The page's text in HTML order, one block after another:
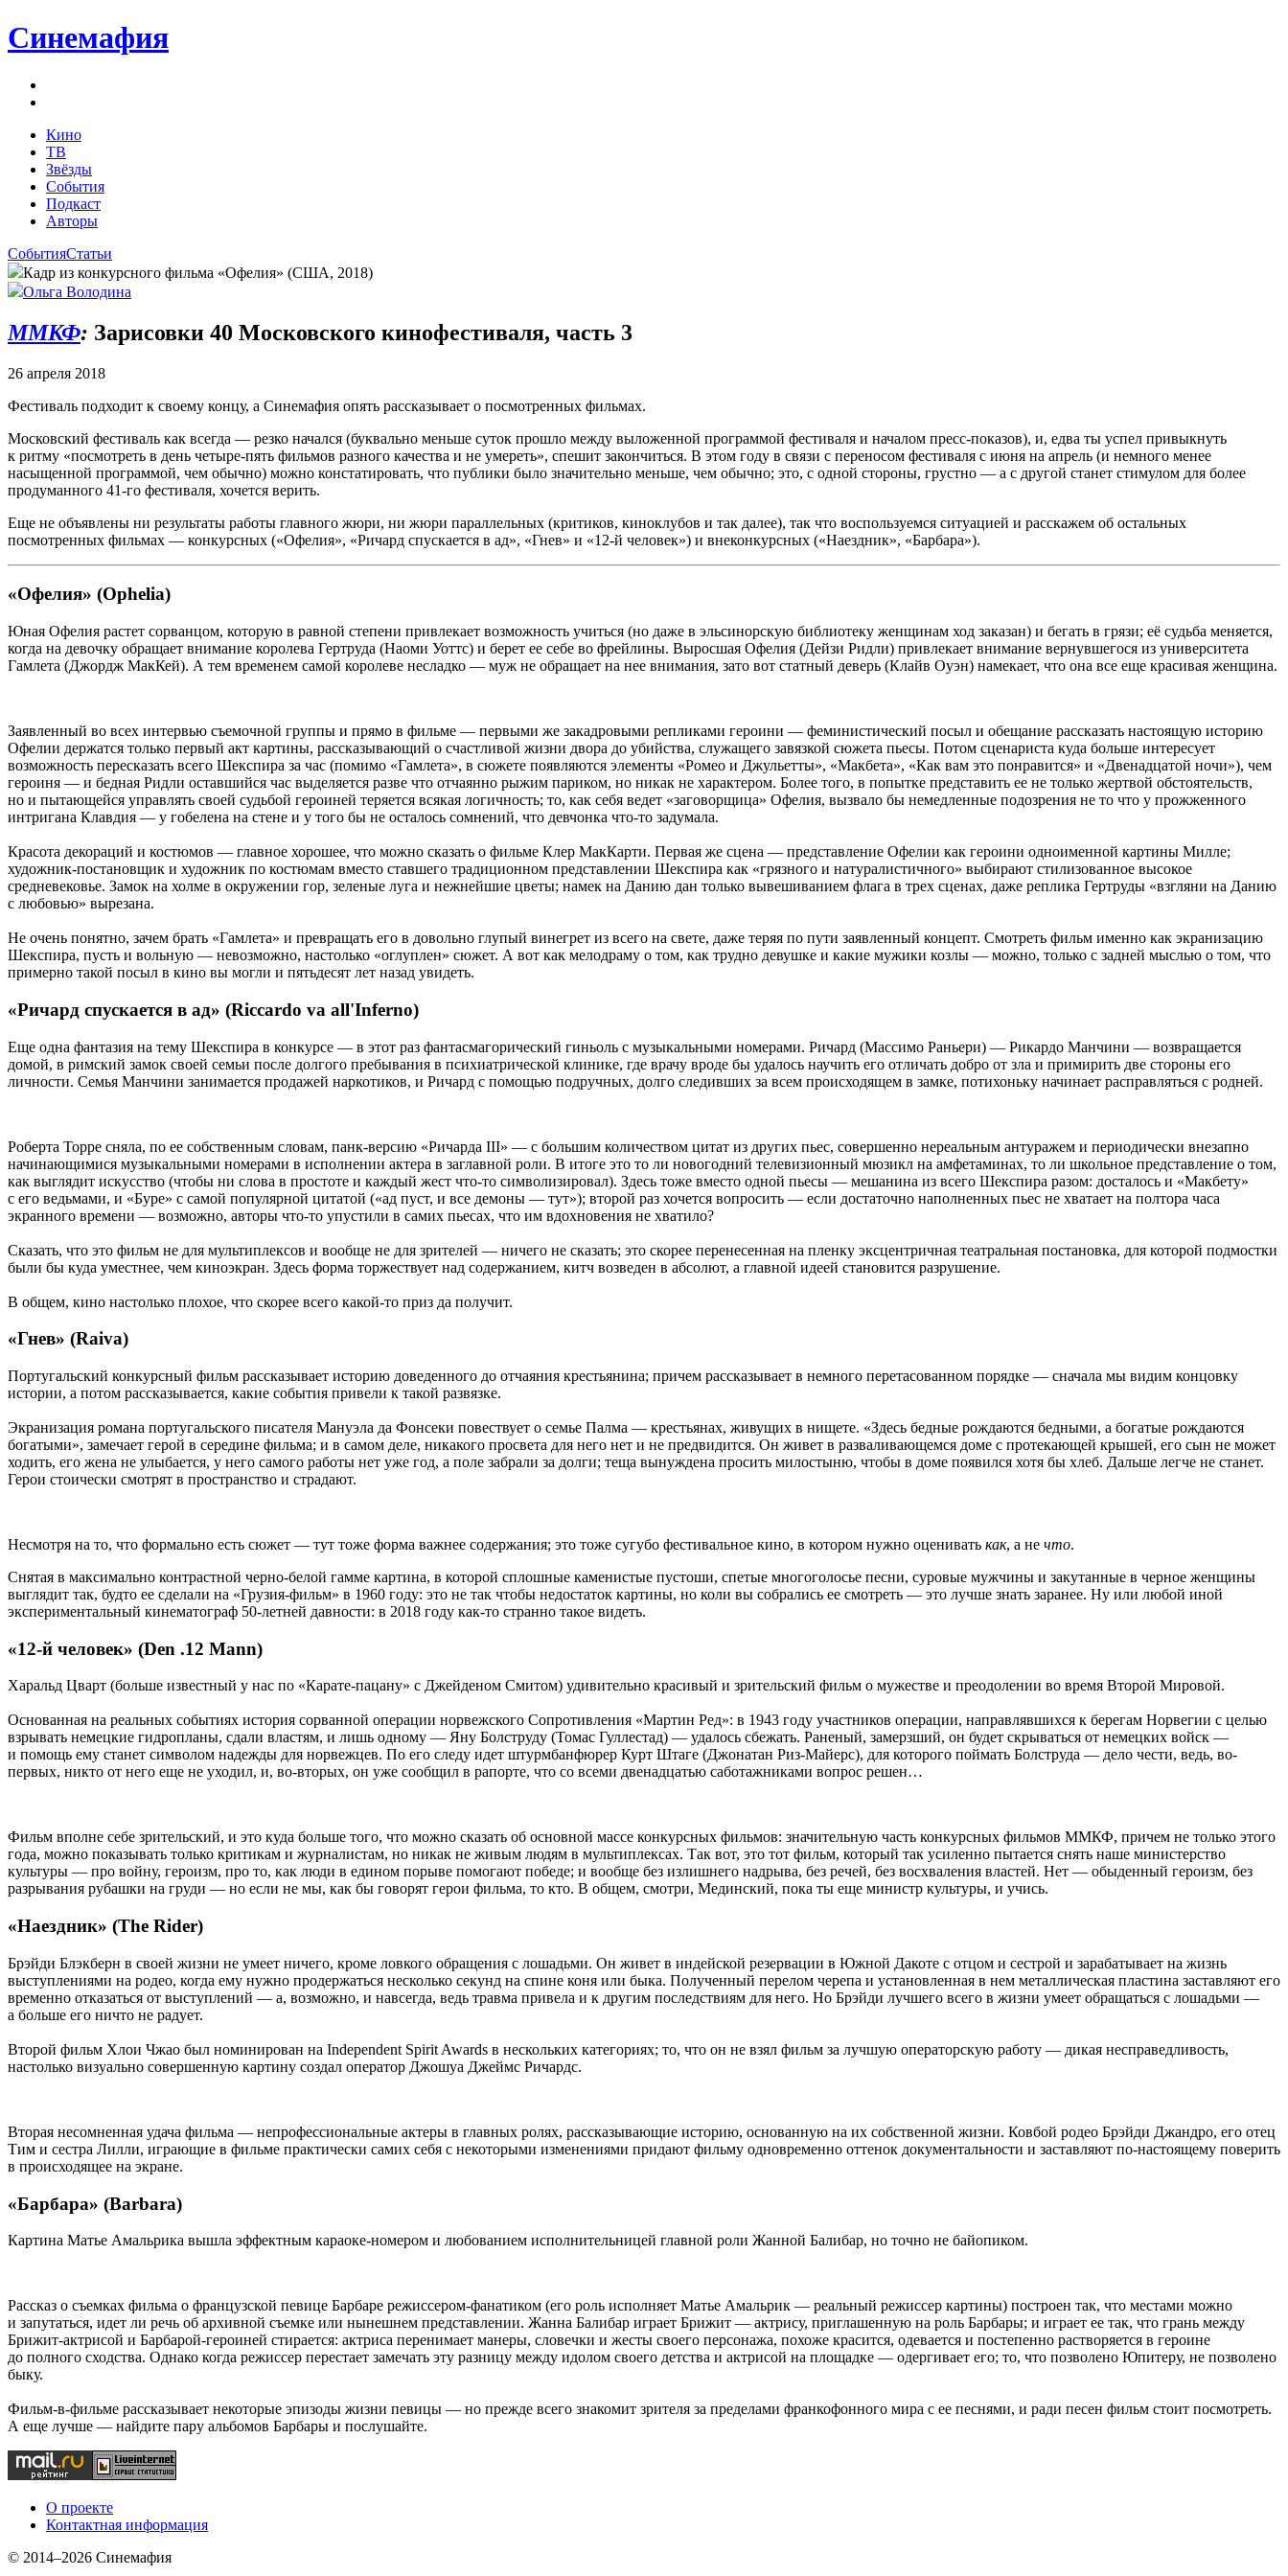
Синемафия
Кино
ТВ
Звёзды
События
Подкаст
Авторы
СобытияСтатьи
Кадр из конкурсного фильма «Офелия» (США, 2018)
Ольга Володина
ММКФ: Зарисовки 40 Московского кинофестиваля, часть 3
26 апреля 2018
Фестиваль подходит к своему концу, а Синемафия опять рассказывает о посмотренных фильмах.
Московский фестиваль как всегда — резко начался (буквально меньше суток прошло между выложенной программой фестиваля и началом пресс-показов), и, едва ты успел привыкнуть
к ритму «посмотреть в день четыре-пять фильмов разного качества и не умереть», спешит закончиться. В этом году в связи с переносом фестиваля с июня на апрель (и немного менее
насыщенной программой, чем обычно) можно констатировать, что публики было значительно меньше, чем обычно; это, с одной стороны, грустно — а с другой станет стимулом для более
продуманного 41-го фестиваля, хочется верить.
Еще не объявлены ни результаты работы главного жюри, ни жюри параллельных (критиков, киноклубов и так далее), так что воспользуемся ситуацией и расскажем об остальных
посмотренных фильмах — конкурсных («Офелия», «Ричард спускается в ад», «Гнев» и «12-й человек») и внеконкурсных («Наездник», «Барбара»).
«Офелия» (Ophelia)
Юная Офелия растет сорванцом, которую в равной степени привлекает возможность учиться (но даже в эльсинорскую библиотеку женщинам ход заказан) и бегать в грязи; её судьба меняется,
когда на девочку обращает внимание королева Гертруда (Наоми Уоттс) и берет ее себе во фрейлины. Выросшая Офелия (Дейзи Ридли) привлекает внимание вернувшегося из университета
Гамлета (Джордж МакКей). А тем временем самой королеве несладко — муж не обращает на нее внимания, зато вот статный деверь (Клайв Оуэн) намекает, что она все еще красивая женщина.
Заявленный во всех интервью съемочной группы и прямо в фильме — первыми же закадровыми репликами героини — феминистический посыл и обещание рассказать настоящую историю
Офелии держатся только первый акт картины, рассказывающий о счастливой жизни двора до убийства, служащего завязкой сюжета пьесы. Потом сценариста куда больше интересует
возможность пересказать всего Шекспира за час (помимо «Гамлета», в сюжете появляются элементы «Ромео и Джульетты», «Макбета», «Как вам это понравится» и «Двенадцатой ночи»), чем
героиня — и бедная Ридли оставшийся час выделяется разве что отчаянно рыжим париком, но никак не характером. Более того, в попытке представить ее не только жертвой обстоятельств,
но и пытающейся управлять своей судьбой героиней теряется всякая логичность; то, как себя ведет «заговорщица» Офелия, вызвало бы немедленные подозрения не то что у прожженного
интригана Клавдия — у гобелена на стене и у того бы не осталось сомнений, что девчонка что-то задумала.
Красота декораций и костюмов — главное хорошее, что можно сказать о фильме Клер МакКарти. Первая же сцена — представление Офелии как героини одноименной картины Милле;
художник-постановщик и художник по костюмам вместо ставшего традиционном представлении Шекспира как «грязного и натуралистичного» выбирают стилизованное высокое
средневековье. Замок на холме в окружении гор, зеленые луга и нежнейшие цветы; намек на Данию дан только вывешиванием флага в трех сценах, даже реплика Гертруды «взгляни на Данию
с любовью» вырезана.
Не очень понятно, зачем брать «Гамлета» и превращать его в довольно глупый винегрет из всего на свете, даже теряя по пути заявленный концепт. Смотреть фильм именно как экранизацию
Шекспира, пусть и вольную — невозможно, настолько «оглуплен» сюжет. А вот как мелодраму о том, как трудно девушке и какие мужики козлы — можно, только с задней мыслью о том, что
примерно такой посыл в кино вы могли и пятьдесят лет назад увидеть.
«Ричард спускается в ад» (Riccardo va all'Inferno)
Еще одна фантазия на тему Шекспира в конкурсе — в этот раз фантасмагорический гиньоль с музыкальными номерами. Ричард (Массимо Раньери) — Рикардо Манчини — возвращается
домой, в римский замок своей семьи после долгого пребывания в психиатрической клинике, где врачу вроде бы удалось научить его отличать добро от зла и примирить две стороны его
личности. Семья Манчини занимается продажей наркотиков, и Ричард с помощью подручных, долго следивших за всем происходящем в замке, потихоньку начинает расправляться с родней.
Роберта Торре сняла, по ее собственным словам, панк-версию «Ричарда III» — с большим количеством цитат из других пьес, совершенно нереальным антуражем и периодически внезапно
начинающимися музыкальными номерами в исполнении актера в заглавной роли. В итоге это то ли новогодний телевизионный мюзикл на амфетаминах, то ли школьное представление о том,
как выглядит искусство (чтобы ни слова в простоте и каждый жест что-то символизировал). Здесь тоже вместо одной пьесы — мешанина из всего Шекспира разом: досталось и «Макбету»
с его ведьмами, и «Буре» с самой популярной цитатой («ад пуст, и все демоны — тут»); второй раз хочется вопросить — если достаточно наполненных пьес не хватает на полтора часа
экранного времени — возможно, авторы что-то упустили в самих пьесах, что им вдохновения не хватило?
Сказать, что это фильм не для мультиплексов и вообще не для зрителей — ничего не сказать; это скорее перенесенная на пленку эксцентричная театральная постановка, для которой подмостки
были бы куда уместнее, чем киноэкран. Здесь форма торжествует над содержанием, китч возведен в абсолют, а главной идеей становится разрушение.
В общем, кино настолько плохое, что скорее всего какой-то приз да получит.
«Гнев» (Raiva)
Португальский конкурсный фильм рассказывает историю доведенного до отчаяния крестьянина; причем рассказывает в немного перетасованном порядке — сначала мы видим концовку
истории, а потом рассказывается, какие события привели к такой развязке.
Экранизация романа португальского писателя Мануэла да Фонсеки повествует о семье Палма — крестьянах, живущих в нищете. «Здесь бедные рождаются бедными, а богатые рождаются
богатыми», замечает герой в середине фильма; и в самом деле, никакого просвета для него нет и не предвидится. Он живет в разваливающемся доме с протекающей крышей, его сын не может
ходить, его жена не улыбается, у него самого работы нет уже год, а поле забрали за долги; теща вынуждена просить милостыню, чтобы в доме появился хотя бы хлеб. Дальше легче не станет.
Герои стоически смотрят в пространство и страдают.
Несмотря на то, что формально есть сюжет — тут тоже форма важнее содержания; это тоже сугубо фестивальное кино, в котором нужно оценивать как, а не что.
Снятая в максимально контрастной черно-белой гамме картина, в которой сплошные каменистые пустоши, спетые многоголосье песни, суровые мужчины и закутанные в черное женщины
выглядит так, будто ее сделали на «Грузия-фильм» в 1960 году: это не так чтобы недостаток картины, но коли вы собрались ее смотреть — это лучше знать заранее. Ну или любой иной
экспериментальный кинематограф 50-летней давности: в 2018 году как-то странно такое видеть.
«12-й человек» (Den .12 Mann)
Харальд Цварт (больше известный у нас по «Карате-пацану» с Джейденом Смитом) удивительно красивый и зрительский фильм о мужестве и преодолении во время Второй Мировой.
Основанная на реальных событиях история сорванной операции норвежского Сопротивления «Мартин Ред»: в 1943 году участников операции, направлявшихся к берегам Норвегии с целью
взрывать немецкие гидропланы, сдали властям, и лишь одному — Яну Болструду (Томас Гуллестад) — удалось сбежать. Раненый, замерзший, он будет скрываться от немецких войск —
и помощь ему станет символом надежды для норвежцев. По его следу идет штурмбанфюрер Курт Штаге (Джонатан Риз-Майерс), для которого поймать Болструда — дело чести, ведь, во-
первых, никто от него еще не уходил, и, во-вторых, он уже сообщил в рапорте, что со всеми двенадцатью саботажниками вопрос решен…
Фильм вполне себе зрительский, и это куда больше того, что можно сказать об основной массе конкурсных фильмов: значительную часть конкурсных фильмов ММКФ, причем не только этого
года, можно показывать только критикам и журналистам, но никак не живым людям в мультиплексах. Так вот, это тот фильм, который так усиленно пытается снять наше министерство
культуры — про войну, героизм, про то, как люди в едином порыве помогают победе; и вообще без излишнего надрыва, без речей, без восхваления властей. Нет — обыденный героизм, без
разрывания рубашки на груди — но если не мы, как бы говорят герои фильма, то кто. В общем, смотри, Мединский, пока ты еще министр культуры, и учись.
«Наездник» (The Rider)
Брэйди Блэкберн в своей жизни не умеет ничего, кроме ловкого обращения с лошадьми. Он живет в индейской резервации в Южной Дакоте с отцом и сестрой и зарабатывает на жизнь
выступлениями на родео, когда ему нужно продержаться несколько секунд на спине коня или быка. Полученный перелом черепа и установленная в нем металлическая пластина заставляют его
временно отказаться от выступлений — а, возможно, и навсегда, ведь травма привела и к другим последствиям для него. Но Брэйди лучшего всего в жизни умеет обращаться с лошадьми —
а больше его ничто не радует.
Второй фильм Хлои Чжао был номинирован на Independent Spirit Awards в нескольких категориях; то, что он не взял фильм за лучшую операторскую работу — дикая несправедливость,
настолько визуально совершенную картину создал оператор Джошуа Джеймс Ричардс.
Вторая несомненная удача фильма — непрофессиональные актеры в главных ролях, рассказывающие историю, основанную на их собственной жизни. Ковбой родео Брэйди Джандро, его отец
Тим и сестра Лилли, играющие в фильме практически самих себя с некоторыми изменениями придают фильму одновременно оттенок документальности и заставляют по-настоящему поверить
в происходящее на экране.
«Барбара» (Barbara)
Картина Матье Амальрика вышла эффектным караоке-номером и любованием исполнительницей главной роли Жанной Балибар, но точно не байопиком.
Рассказ о съемках фильма о французской певице Барбаре режиссером-фанатиком (его роль исполняет Матье Амальрик — реальный режиссер картины) построен так, что местами можно
и запутаться, идет ли речь об архивной съемке или нынешнем представлении. Жанна Балибар играет Брижит — актрису, приглашенную на роль Барбары; и играет ее так, что грань между
Брижит-актрисой и Барбарой-героиней стирается: актриса перенимает манеры, словечки и жесты своего персонажа, похоже красится, одевается и постепенно растворяется в героине
до полного сходства. Однако когда режиссер перестает замечать эту разницу между идолом своего детства и актрисой на площадке — одергивает его; то, что позволено Юпитеру, не позволено
быку.
Фильм-в-фильме рассказывает некоторые эпизоды жизни певицы — но прежде всего знакомит зрителя за пределами франкофонного мира с ее песнями, и ради песен фильм стоит посмотреть.
А еще лучше — найдите пару альбомов Барбары и послушайте.
О проекте
Контактная информация
© 2014–2026 Синемафия